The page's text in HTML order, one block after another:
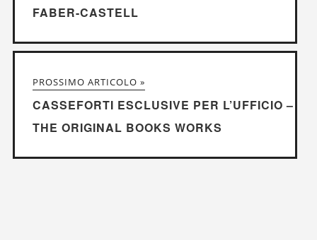
FABER-CASTELL
PROSSIMO ARTICOLO »
CASSEFORTI ESCLUSIVE PER L’UFFICIO –
THE ORIGINAL BOOKS WORKS